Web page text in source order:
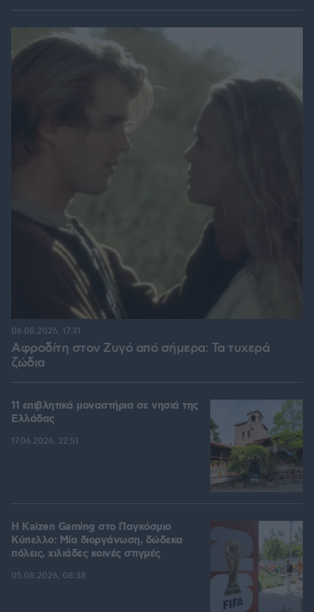
Αφροδίτη στον Ζυγό από σήμερα: Τα τυχερά
ζώδια
06.08.2026, 17:31
11 επιβλητικά μοναστήρια σε νησιά της
Ελλάδας
17.06.2026, 22:51
H Kaizen Gaming στο Παγκόσμιο
Kύπελλο: Μία διοργάνωση, δώδεκα
πόλεις, χιλιάδες κοινές στιγμές
05.08.2026, 08:38